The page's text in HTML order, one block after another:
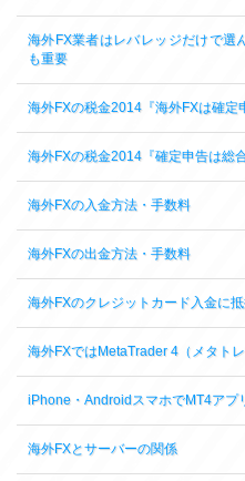
海外FX業者はレバレッジだけで選
も重要
海外FXの税金2014『海外FXは確定
海外FXの税金2014『確定申告は総合
海外FXの入金方法・手数料
海外FXの出金方法・手数料
海外FXのクレジットカード入金に
海外FXではMetaTrader 4（メタト
iPhone・AndroidスマホでMT4アプ
海外FXとサーバーの関係